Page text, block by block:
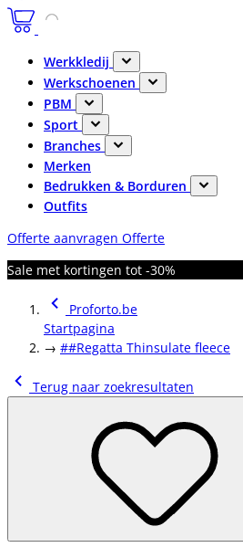
Werkkledij
Werkschoenen
PBM
Sport
Branches
Merken
Bedrukken & Borduren
Outfits
Offerte aanvragen Offerte
Sale met kortingen tot -30%
Proforto.be
Startpagina
→ ##Regatta Thinsulate fleece
Terug naar zoekresultaten